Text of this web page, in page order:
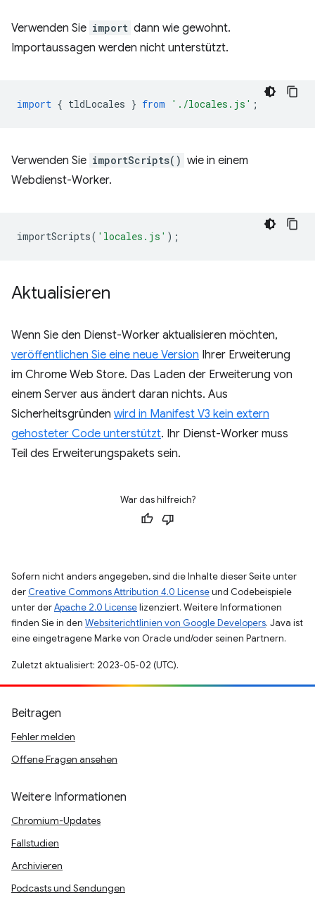
Verwenden Sie import dann wie gewohnt.
Importaussagen werden nicht unterstützt.
import { tldLocales } from './locales.js' ;
Verwenden Sie importScripts() wie in einem
Webdienst-Worker.
importScripts( 'locales.js' );
Aktualisieren
Wenn Sie den Dienst-Worker aktualisieren möchten,
veröffentlichen Sie eine neue Version Ihrer Erweiterung
im Chrome Web Store. Das Laden der Erweiterung von
einem Server aus ändert daran nichts. Aus
Sicherheitsgründen wird in Manifest V3 kein extern
gehosteter Code unterstützt. Ihr Dienst-Worker muss
Teil des Erweiterungspakets sein.
War das hilfreich?
Sofern nicht anders angegeben, sind die Inhalte dieser Seite unter
der Creative Commons Attribution 4.0 Licenseund Codebeispiele
unter derApache 2.0 Licenselizenziert. Weitere Informationen
finden Sie in den Websiterichtlinien von Google Developers. Java ist
eine eingetragene Marke von Oracle und/oder seinen Partnern.
Zuletzt aktualisiert: 2023-05-02 (UTC).
Beitragen
Fehler melden
Offene Fragen ansehen
Weitere Informationen
Chromium-Updates
Fallstudien
Archivieren
Podcasts und Sendungen